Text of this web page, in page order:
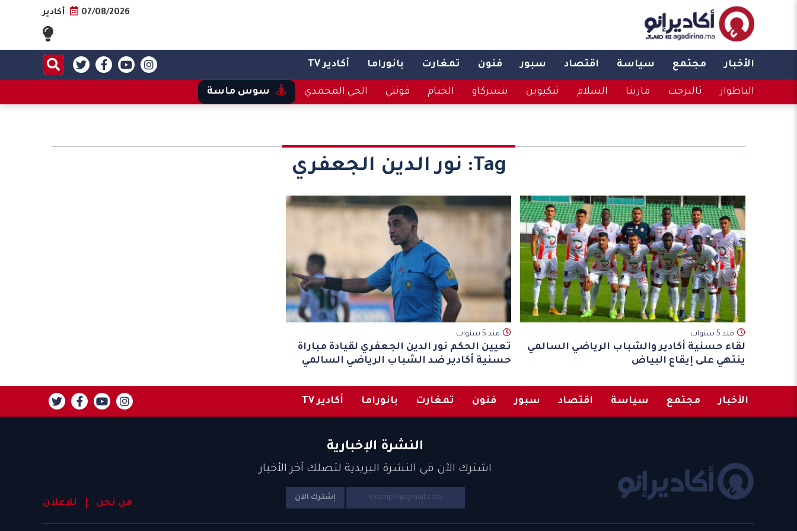
07/08/2026 أكادير
الأخبار مجتمع سياسة اقتصاد سبور فنون تمغارت بانوراما أكادير TV
الباطوار تالبرجت مارينا السلام تيكيوين بنسركاو الخيام فونتي الحي المحمدي سوس ماسة
Tag: نور الدين الجعفري
مند 5 سنوات
لقاء حسنية أكادير والشباب الرياضي السالمي
ينتهي على إيقاع البياض
مند 5 سنوات
تعيين الحكم نور الدين الجعفري لقيادة مباراة
حسنية أكادير ضد الشباب الرياضي السالمي
الأخبار مجتمع سياسة اقتصاد سبور فنون تمغارت بانوراما أكادير TV
النشرة الإخبارية
اشترك الآن في النشرة البريدية لتصلك آخر الأخبار
إشترك الآن من نحن للإعلان